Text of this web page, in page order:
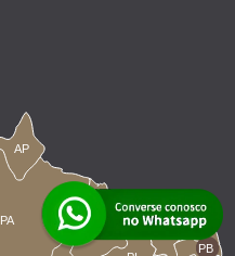
RN
CE
MA
AP
PA
PB